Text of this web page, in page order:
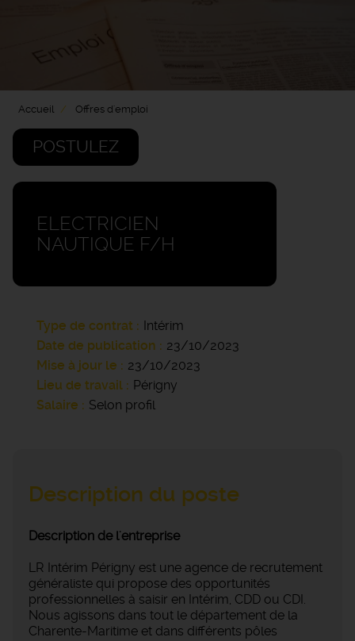
Accueil Offres d'emploi
POSTULEZ
ELECTRICIEN
NAUTIQUE F/H
Type de contrat
Intérim
Date de publication
23/10/2023
Mise à jour le
23/10/2023
Lieu de travail
Périgny
Salaire
Selon profil
Description du poste
Description de l'entreprise
LR Intérim Périgny est une agence de recrutement
généraliste qui propose des opportunités
professionnelles à saisir en Intérim, CDD ou CDI.
Nous agissons dans tout le département de la
Charente-Maritime et dans différents pôles